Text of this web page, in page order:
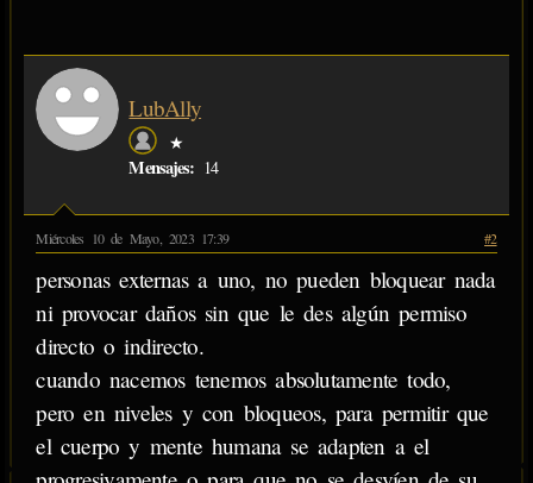
LubAlly
★
Mensajes: 14
Miércoles 10 de Mayo, 2023 17:39 #2
personas externas a uno, no pueden bloquear nada
ni provocar daños sin que le des algún permiso
directo o indirecto.
cuando nacemos tenemos absolutamente todo,
pero en niveles y con bloqueos, para permitir que
el cuerpo y mente humana se adapten a el